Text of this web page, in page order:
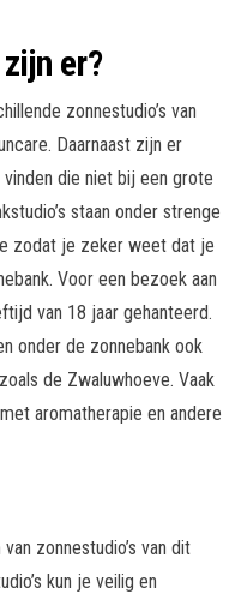
er?
zonnestudio’s van
Daarnaast zijn er
die niet bij een grote
staan onder strenge
zodat je zeker weet dat je
Voor een bezoek aan
van 18 jaar gehanteerd.
onder de zonnebank ook
de Zwaluwhoeve. Vaak
aromatherapie en andere
zonnestudio’s van dit
kun je veilig en